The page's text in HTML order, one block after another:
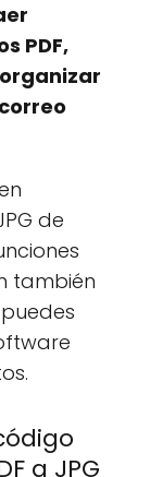
PDF,
de
también
a JPG